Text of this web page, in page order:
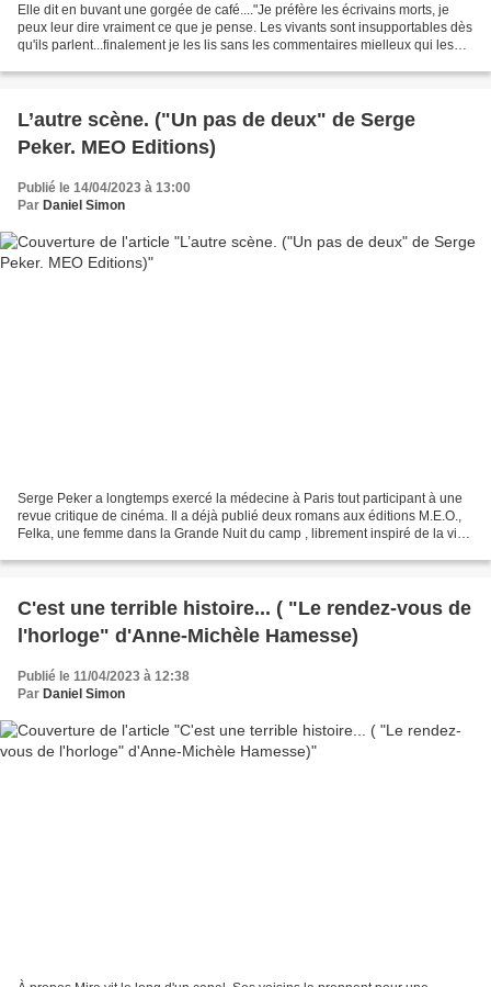
Elle dit en buvant une gorgée de café...."Je préfère les écrivains morts, je
peux leur dire vraiment ce que je pense. Les vivants sont insupportables dès
qu'ils parlent...finalement je les lis sans les commentaires mielleux qui les
L’autre scène. ("Un pas de deux" de Serge
Peker. MEO Editions)
Publié le 14/04/2023 à 13:00
Par Daniel Simon
Serge Peker a longtemps exercé la médecine à Paris tout participant à une
revue critique de cinéma. Il a déjà publié deux romans aux éditions M.E.O.,
Felka, une femme dans la Grande Nuit du camp , librement inspiré de la vie
C'est une terrible histoire... ( "Le rendez-vous de
l'horloge" d'Anne-Michèle Hamesse)
Publié le 11/04/2023 à 12:38
Par Daniel Simon